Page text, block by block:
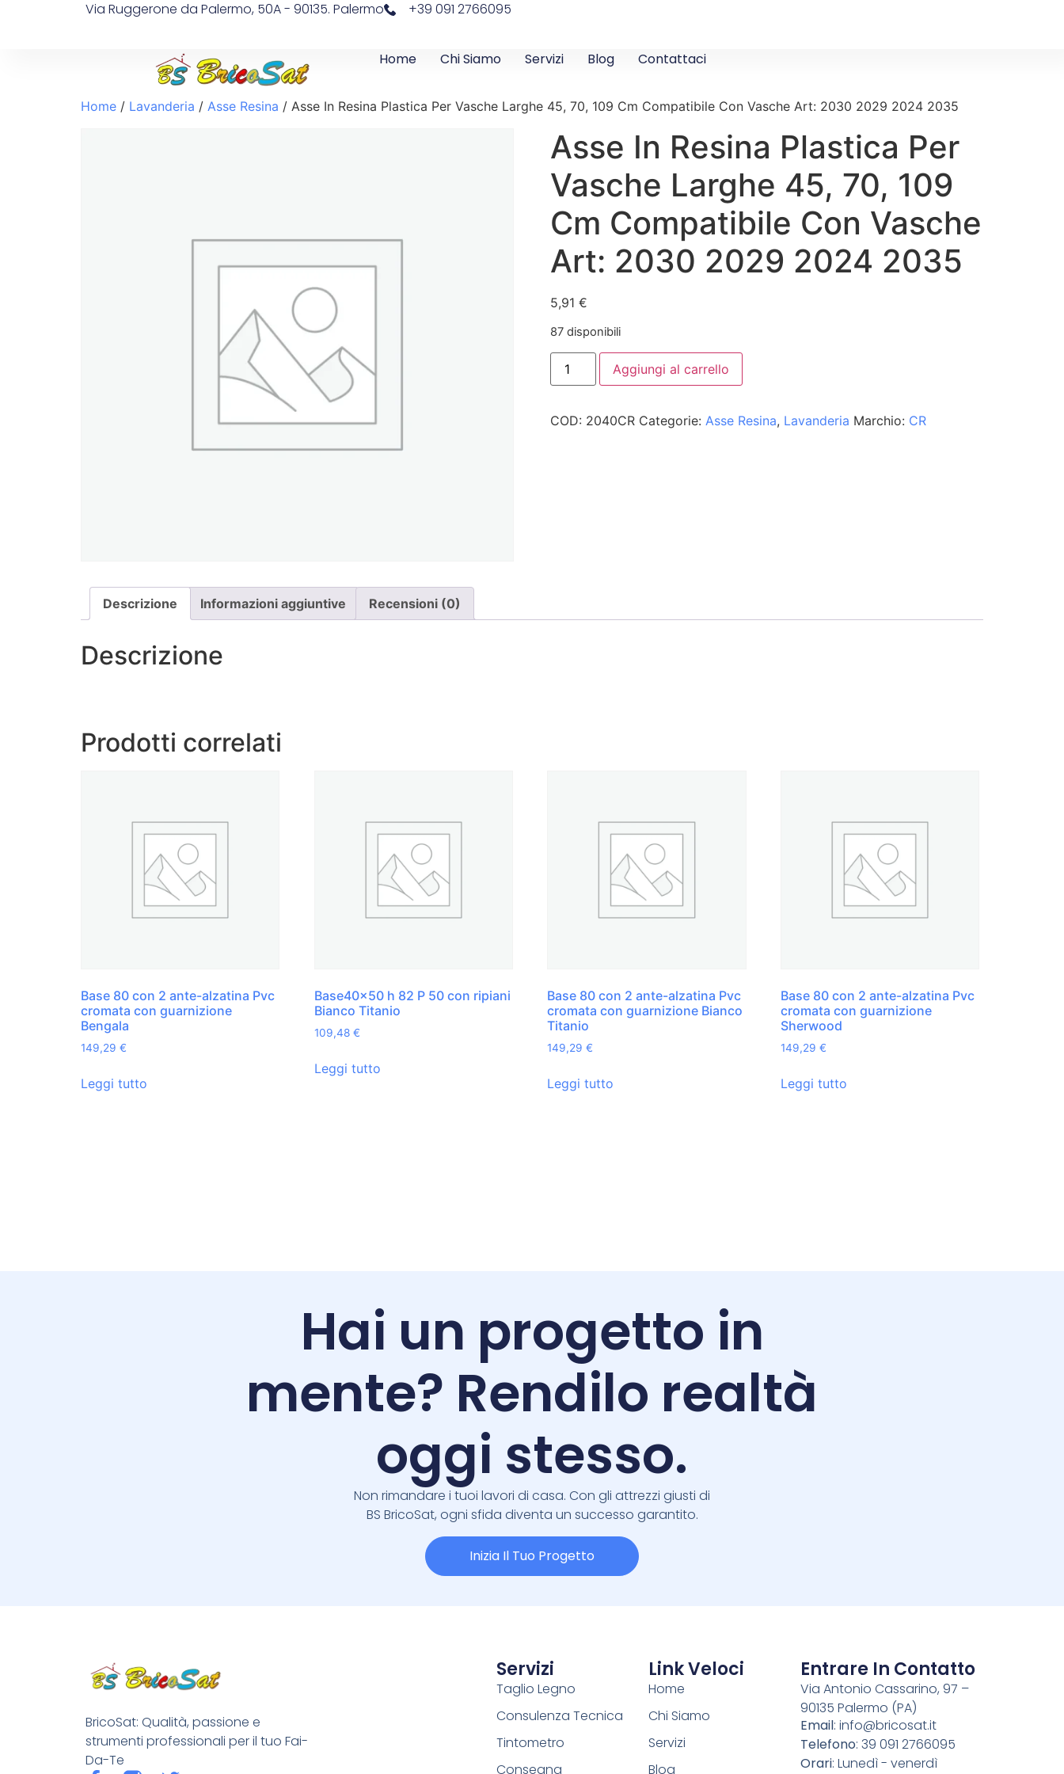
Via Ruggerone da Palermo, 50A - 90135. Palermo +39 091 2766095
Home Chi Siamo Servizi Blog Contattaci
Home / Lavanderia / Asse Resina / Asse In Resina Plastica Per Vasche Larghe 45, 70, 109 Cm Compatibile Con Vasche Art: 2030 2029 2024 2035
Asse In Resina Plastica Per
Vasche Larghe 45, 70, 109
Cm Compatibile Con Vasche
Art: 2030 2029 2024 2035
5,91 €
87 disponibili
Aggiungi al carrello
COD: 2040CR Categorie: Asse Resina, Lavanderia Marchio: CR
Descrizione Informazioni aggiuntive Recensioni (0)
Descrizione
Prodotti correlati
Base 80 con 2 ante-alzatina Pvc
cromata con guarnizione
Bengala
149,29 €
Leggi tutto
Base40x50 h 82 P 50 con ripiani
Bianco Titanio
109,48 €
Leggi tutto
Base 80 con 2 ante-alzatina Pvc
cromata con guarnizione Bianco
Titanio
149,29€
Leggi tutto
Base 80 con 2 ante-alzatina Pvc
cromata con guarnizione
Sherwood
149,29€
Leggi tutto
Hai un progetto in
mente? Rendilo realtà
oggi stesso.
Non rimandare i tuoi lavori di casa. Con gli attrezzi giusti di
BS BricoSat, ogni sfida diventa un successo garantito.
Inizia Il Tuo Progetto
BricoSat: Qualità, passione e
strumenti professionali per il tuo Fai-
Da-Te
Servizi
Taglio Legno
Consulenza Tecnica
Tintometro
Consegna
Link Veloci
Home
Chi Siamo
Servizi
Blog
Entrare In Contatto
Via Antonio Cassarino, 97 –
90135 Palermo (PA)
Email: info@bricosat.it
Telefono: 39 091 2766095
Orari: Lunedì - venerdì